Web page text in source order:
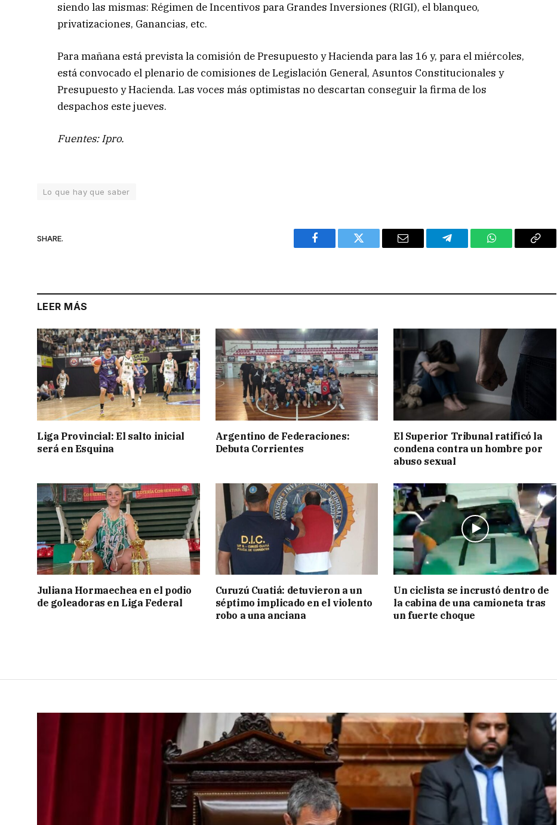
siendo las mismas: Régimen de Incentivos para Grandes Inversiones (RIGI), el blanqueo,
privatizaciones, Ganancias, etc.
Para mañana está prevista la comisión de Presupuesto y Hacienda para las 16 y, para el miércoles,
está convocado el plenario de comisiones de Legislación General, Asuntos Constitucionales y
Presupuesto y Hacienda. Las voces más optimistas no descartan conseguir la firma de los
despachos este jueves.
Fuentes: Ipro.
Lo que hay que saber
SHARE.
Facebook Twitter Email Telegram WhatsAppCopy
LEER MÁS
Liga Provincial: El salto inicial
será en Esquina
Argentino de Federaciones:
Debuta Corrientes
El Superior Tribunal ratificó la
condena contra un hombre por
abuso sexual
Juliana Hormaechea en el podio
de goleadoras en Liga Federal
Curuzú Cuatiá: detuvieron a un
séptimo implicado en el violento
robo a una anciana
Un ciclista se incrustó dentro de
la cabina de una camioneta tras
un fuerte choque